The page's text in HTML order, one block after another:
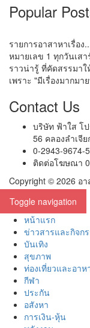
Popular
รายการอาสาหาเรื่อ
หมายเลข 1 ทุกวันเส
ราวน่ารู้ ที่คัดสรรมา
เพราะ "มีเรื่องมากม
Contact Us
บริษัท ฟ้าใส โ
56 คลองลำเจี
0-2943-9674-5
ติดต่อโฆษณา
Copyright © 2026 อ
Toggle navigation
หน้าแรก
ข่าวสารและกิจก
บันเทิง
สุขภาพ
ท่องเที่ยวและอาห
กีฬา
ประกัน
อสังหา
การเงิน-หุ้น